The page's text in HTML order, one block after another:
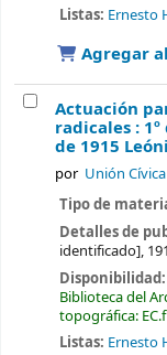
Listas: Ernesto
Agregar
Actuación
radicales :
de 1915
por Unión
Tipo de
Detalles de
identificado],
Disponibilidad:
Biblioteca del
topográfica:
Listas: Ernesto